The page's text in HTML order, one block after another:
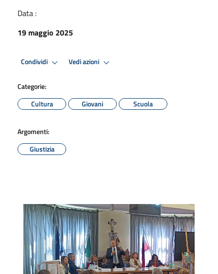
Data :
19 maggio 2025
Condividi Vedi azioni
Categorie:
Cultura
Giovani Scuola
Argomenti:
Giustizia